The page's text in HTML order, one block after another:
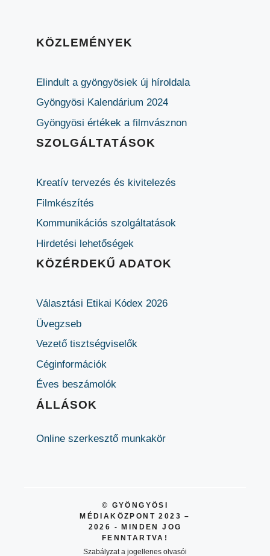
KÖZLEMÉNYEK
Elindult a gyöngyösiek új híroldala
Gyöngyösi Kalendárium 2024
Gyöngyösi értékek a filmvásznon
SZOLGÁLTATÁSOK
Kreatív tervezés és kivitelezés
Filmkészítés
Kommunikációs szolgáltatások
Hirdetési lehetőségek
KÖZÉRDEKŰ ADATOK
Választási Etikai Kódex 2026
Üvegzseb
Vezető tisztségviselők
Céginformációk
Éves beszámolók
ÁLLÁSOK
Online szerkesztő munkakör
© GYÖNGYÖSI
MÉDIAKÖZPONT 2023 –
2026 - MINDEN JOG
FENNTARTVA!
Szabályzat a jogellenes olvasói